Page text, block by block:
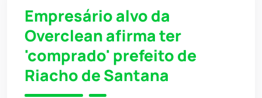
Empresário alvo da
Overclean afirma ter
'comprado' prefeito de
Riacho de Santana